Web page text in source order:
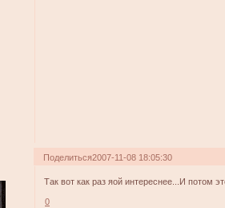
Поделиться2007-11-08 18:05:30
Так вот как раз яой интереснее...И потом
0